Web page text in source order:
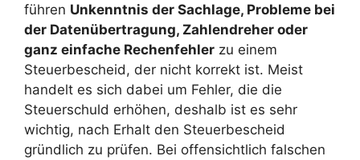
führen Unkenntnis der Sachlage, Probleme bei
der Datenübertragung, Zahlendreher oder
ganz einfache Rechenfehler zu einem
Steuerbescheid, der nicht korrekt ist. Meist
handelt es sich dabei um Fehler, die die
Steuerschuld erhöhen, deshalb ist es sehr
wichtig, nach Erhalt den Steuerbescheid
gründlich zu prüfen. Bei offensichtlich falschen